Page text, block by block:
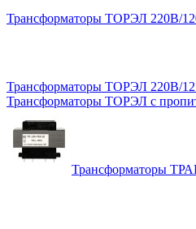
Трансформаторы ТОРЭЛ 220В/
Трансформаторы ТОРЭЛ 220В/
Трансформаторы ТОРЭЛ с
Трансформаторы